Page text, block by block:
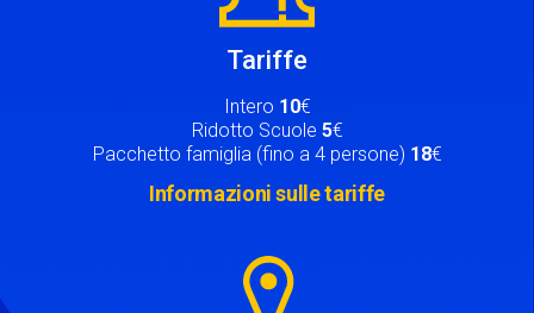
Tariffe
Intero 10€
Ridotto Scuole 5€
Pacchetto famiglia (fino a 4 persone) 18€
Informazioni sulle tariffe